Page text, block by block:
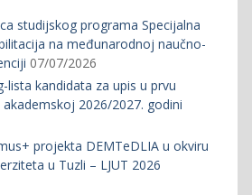
studijskog programa Specijalna
na međunarodnoj naučno-
07/07/2026
lista kandidata za upis u prvu
2026/2027. godini
projekta DEMTeDLIA u okviru
u Tuzli – LJUT 2026